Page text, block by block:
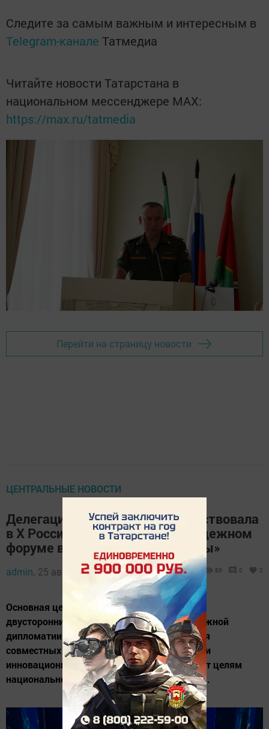
Следите за самым важным и интересным в
Telegram-канале Татмедиа
Читайте новости Татарстана в
национальном мессенджере MАХ:
https://max.ru/tatmedia
Перейти на страницу новости
ЦЕНТРАЛЬНЫЕ НОВОСТИ
Делегация из Татарстана поучаствовала
в X Российско-Китайском молодежном
форуме в формате «Волга-Янцзы»
admin, 25 августа 2025 - 16:32 89 0 0
Основная цель мероприятия — укрепление
двусторонних отношений, развитие молодежной
дипломатии и создание прочной основы для
совместных образовательных, культурных и
инновационных проектов, что соответствует целям
национального проекта «Молодежь и дети».